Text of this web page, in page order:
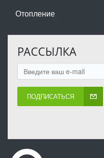
Отопление
РАССЫЛКА
ПОДПИСАТЬСЯ